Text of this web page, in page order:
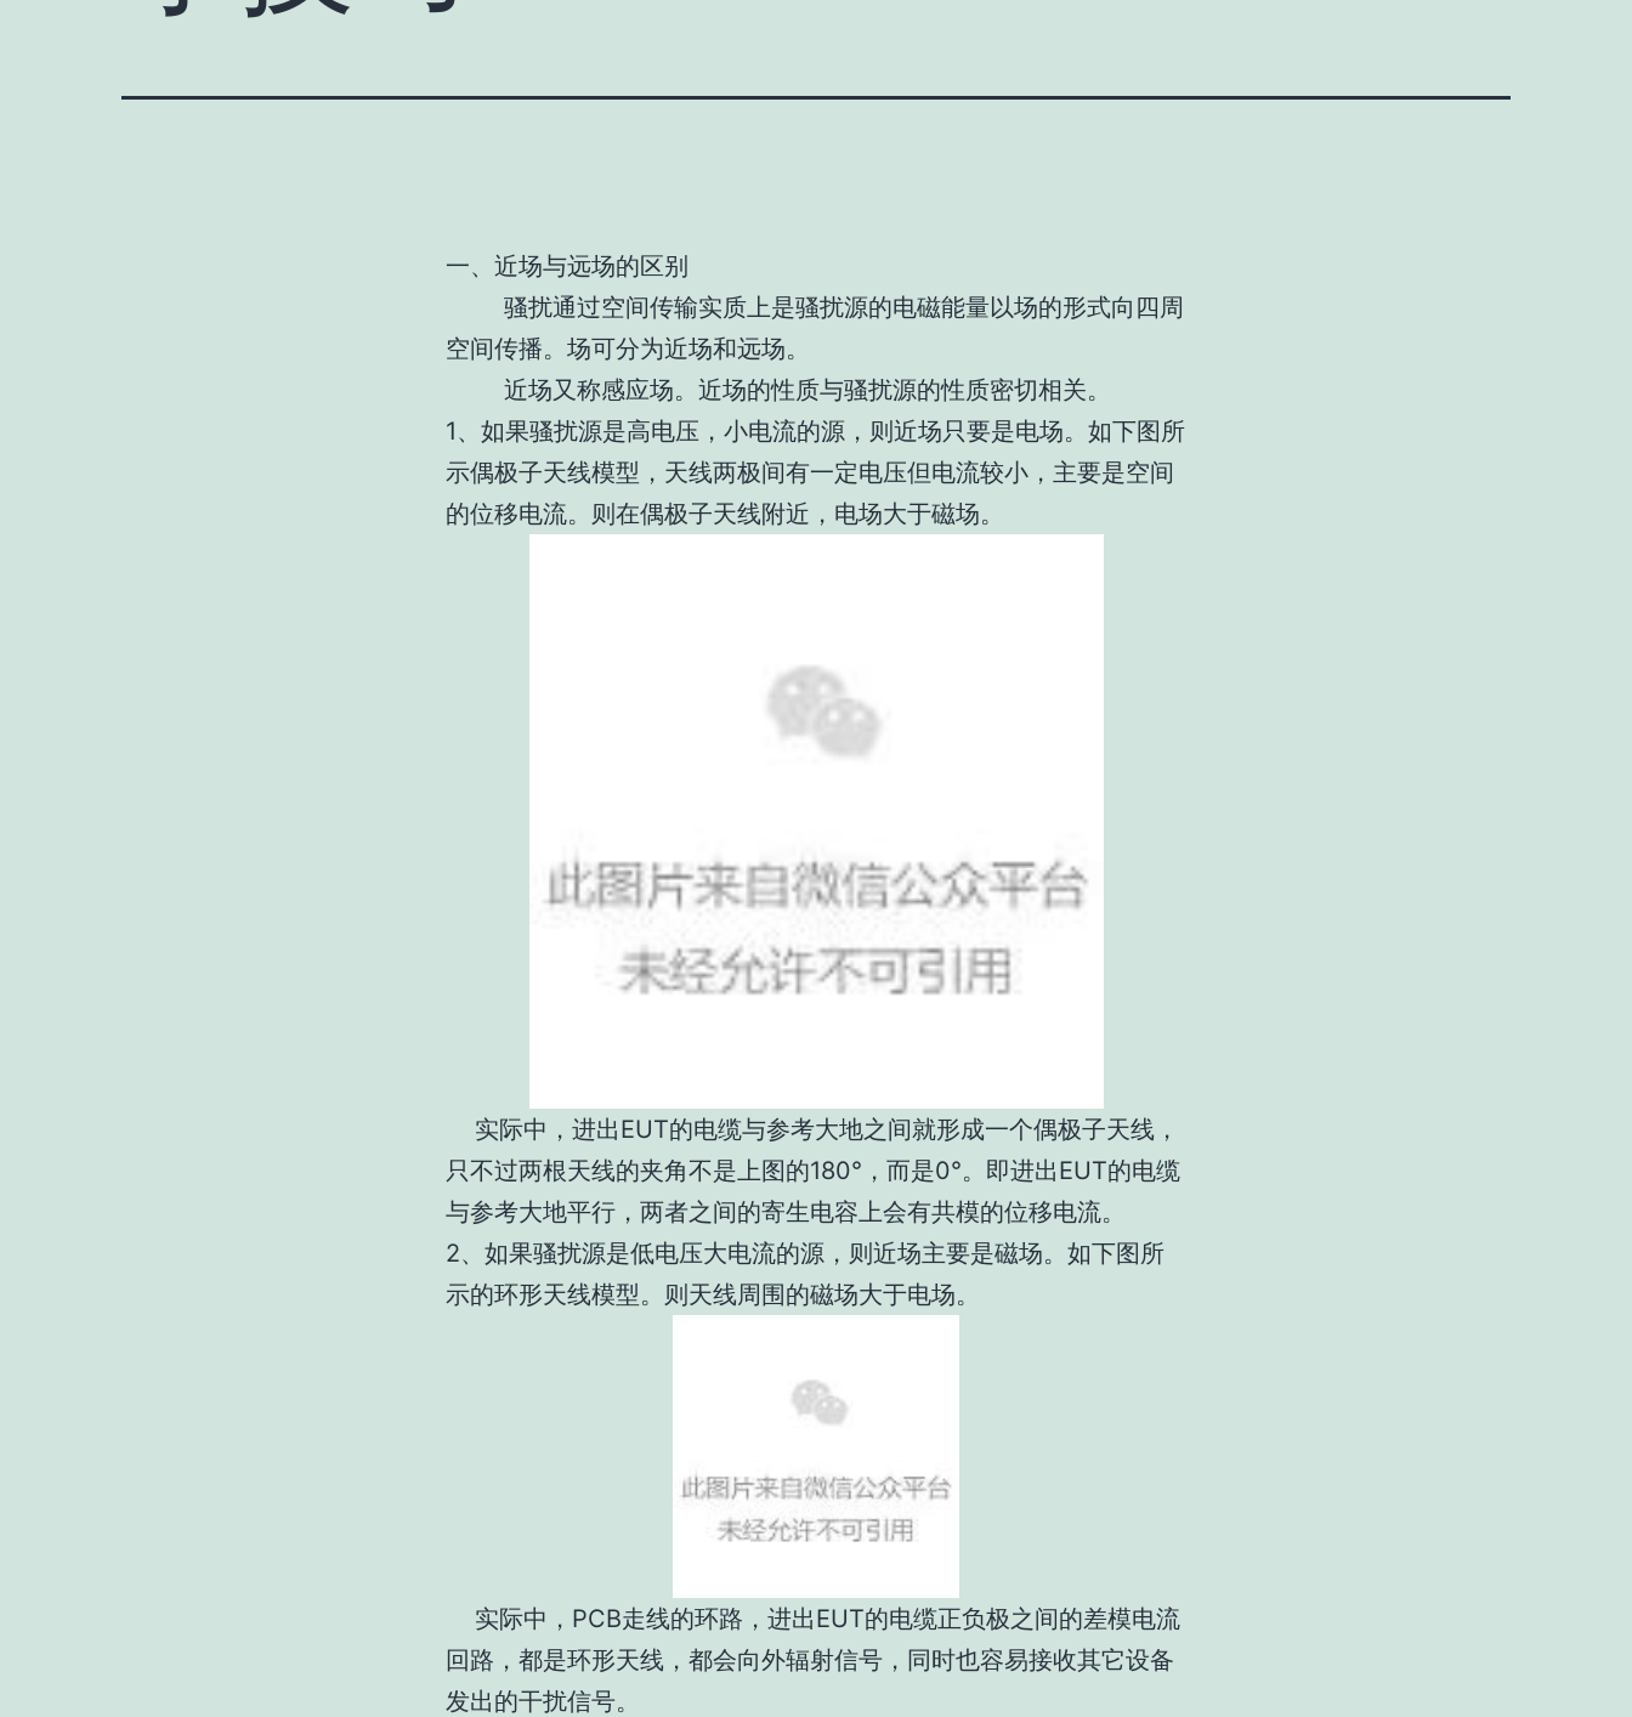
一、近场与远场的区别
骚扰通过空间传输实质上是骚扰源的电磁能量以场的形式向四周
空间传播。场可分为近场和远场。
近场又称感应场。近场的性质与骚扰源的性质密切相关。
1、如果骚扰源是高电压，小电流的源，则近场只要是电场。如下图所
示偶极子天线模型，天线两极间有一定电压但电流较小，主要是空间
的位移电流。则在偶极子天线附近，电场大于磁场。
实际中，进出EUT的电缆与参考大地之间就形成一个偶极子天线，
只不过两根天线的夹角不是上图的180°，而是0°。即进出EUT的电缆
与参考大地平行，两者之间的寄生电容上会有共模的位移电流。
2、如果骚扰源是低电压大电流的源，则近场主要是磁场。如下图所
示的环形天线模型。则天线周围的磁场大于电场。
实际中，PCB走线的环路，进出EUT的电缆正负极之间的差模电流
回路，都是环形天线，都会向外辐射信号，同时也容易接收其它设备
发出的干扰信号。